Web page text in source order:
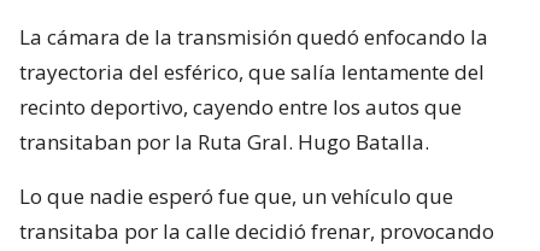
La cámara de la transmisión quedó enfocando la
trayectoria del esférico, que salía lentamente del
recinto deportivo, cayendo entre los autos que
transitaban por la Ruta Gral. Hugo Batalla.
Lo que nadie esperó fue que, un vehículo que
transitaba por la calle decidió frenar, provocando